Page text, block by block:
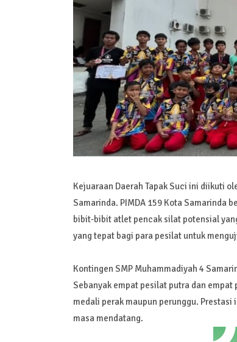
Kejuaraan Daerah Tapak Suci ini diikuti
Samarinda. PIMDA 159 Kota Samarinda
bibit-bibit atlet pencak silat potensial
yang tepat bagi para pesilat untuk
Kontingen SMP Muhammadiyah 4
Sebanyak empat pesilat putra dan
medali perak maupun perunggu.
masa mendatang.